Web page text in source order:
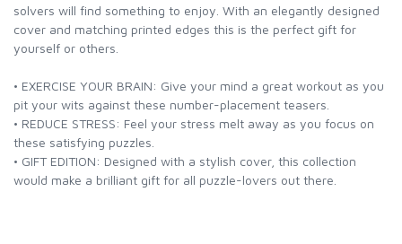
solvers will find something to enjoy. With an elegantly designed
cover and matching printed edges this is the perfect gift for
yourself or others.
• EXERCISE YOUR BRAIN: Give your mind a great workout as you
pit your wits against these number-placement teasers.
• REDUCE STRESS: Feel your stress melt away as you focus on
these satisfying puzzles.
• GIFT EDITION: Designed with a stylish cover, this collection
would make a brilliant gift for all puzzle-lovers out there.